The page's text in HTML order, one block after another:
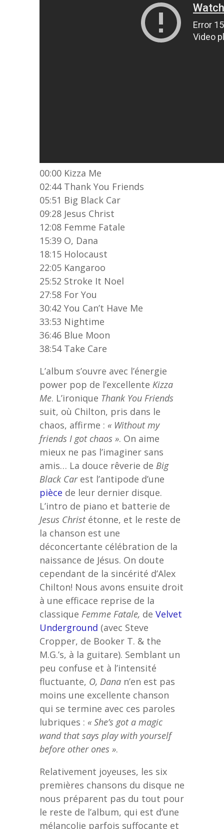
00:00 Kizza Me
02:44 Thank You Friends
05:51 Big Black Car
09:28 Jesus Christ
12:08 Femme Fatale
15:39 O, Dana
18:15 Holocaust
22:05 Kangaroo
25:52 Stroke It Noel
27:58 For You
30:42 You Can’t Have Me
33:53 Nightime
36:46 Blue Moon
38:54 Take Care
L’album s’ouvre avec l’énergie
power pop de l’excellente Kizza
Me. L’ironique Thank You Friends
suit, où Chilton, pris dans le
chaos, affirme : « Without my
friends I got chaos ». On aime
mieux ne pas l’imaginer sans
amis… La douce rêverie de Big
Black Carest l’antipode d’une
pièce de leur dernier disque.
L’intro de piano et batterie de
Jesus Christétonne, et le reste de
la chanson est une
déconcertante célébration de la
naissance de Jésus. On doute
cependant de la sincérité d’Alex
Chilton! Nous avons ensuite droit
à une efficace reprise de la
classique Femme Fatale, de Velvet
Underground (avec Steve
Cropper, de Booker T. & the
M.G.’s, à la guitare). Semblant un
peu confuse et à l’intensité
fluctuante, O, Dana n’en est pas
moins une excellente chanson
qui se termine avec ces paroles
lubriques : « She’s got a magic
wand that says play with yourself
before other ones ».
Relativement joyeuses, les six
premières chansons du disque ne
nous préparent pas du tout pour
le reste de l’album, qui est d’une
mélancolie parfois suffocante et